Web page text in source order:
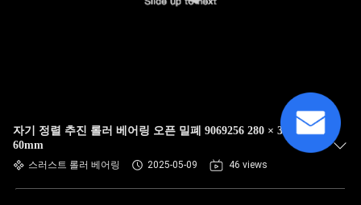
자기 정렬 추진 롤러 베어링 오픈 밀폐 9069256 280 × 380 ×
60mm
스러스트 롤러 베어링 2025-05-09 46 views